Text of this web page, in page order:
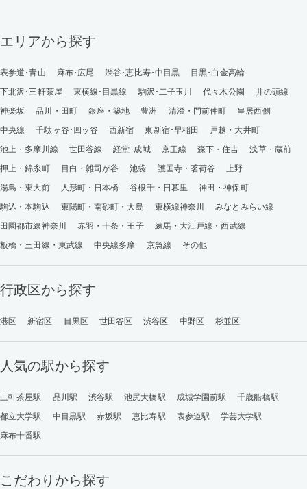
エリアから探す
表参道･青山 麻布･広尾 渋谷･恵比寿･中目黒
目黒･白金高輪
下北沢･三軒茶屋
東横線･目黒線 駒沢･二子玉川 代々木公園
井の頭線
神楽坂
品川・田町 銀座・築地 豊洲 清澄・門前仲町
皇居西側
中央線
千駄ヶ谷･四ッ谷 西新宿 東新宿･早稲田
戸越・大井町
池上・多摩川線
世田谷線 経堂･成城 京王線 森下・住吉
浅草・蔵前
押上・錦糸町
目白・雑司が谷 池袋 護国寺・茗荷谷
上野
湯島・東大前
人形町・日本橋 谷根千・日暮里
神田・神保町
駒込・本駒込
東陽町・南砂町・大島 東横線神奈川
みなとみらい線
田園都市線神奈川
赤羽・十条・王子
練馬・大江戸線・西武線
板橋・三田線・東武線
中央線多摩 京急線 その他
行政区から探す
港区 新宿区 目黒区 世田谷区 渋谷区 中野区 杉並区
人気の駅から探す
三軒茶屋駅 品川駅 渋谷駅 池尻大橋駅 成城学園前駅
千歳船橋駅
都立大学駅
中目黒駅 赤坂駅 恵比寿駅 表参道駅
学芸大学駅
麻布十番駅
こだわりから探す